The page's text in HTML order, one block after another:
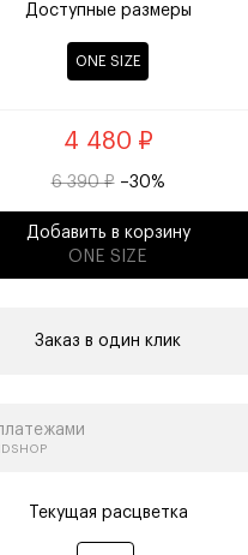
Доступные размеры
ONE SIZE
4 480 ₽
6 390 ₽ –30%
Добавить в корзину
ONE SIZE
Заказ в один клик
Текущая расцветка